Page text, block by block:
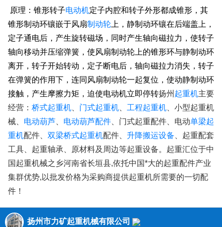
原理： 锥形转子电动机定子内腔和转子外形都成锥形，其
锥形制动环镶嵌于风扇制动轮上，静制动环镶在后端盖上，
定子通电后，产生旋转磁场，同时产生轴向磁拉力，使转子
轴向移动并压缩弹簧，使风扇制动轮上的锥形环与静制动环
离开，转子开始转动，定子断电后，轴向磁拉力消失，转子
在弹簧的作用下，连同风扇制动轮一起复位，使动静制动环
接触，产生摩擦力矩，迫使电动机立即停转扬州 起重机主要
经营： 桥式起重机 门式起重机 工程起重机 、小型起重机
械、 电动葫芦 电动葫芦配件 、门式起重配件、电动单梁起
重机配件、 双梁桥式起重机配件、 升降搬运设备 、起重配套
工具、起重轴承、原材料及周边等起重设备。起重汇位于中
国起重机械之乡河南省长垣县,依托中国*大的起重配件产业
集群优势,以批发价格为采购商提供起重机所需要的一切配
件！
扬州市力矿起重机械有限公司